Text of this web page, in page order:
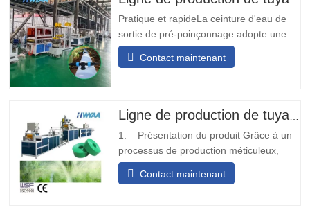
Pratique et rapideLa ceinture d'eau de
sortie de pré-poinçonnage adopte une
conception modulaire, simple et pratique
à installer. Il ne nécessite aucune
transporteuse d'eau de sortie de pré-
poinçonnage peut être conçue…
Contact maintenant
1. Présentation du produit Grâce à un
processus de production méticuleux,
nous déplions et plions la matière
première de la bande tissée ou de la
Contact maintenant